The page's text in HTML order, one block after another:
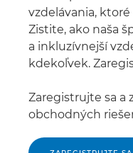
vzdelávania,
Zistite, ako naša
a inkluzívnejší
kdekoľvek.
Zaregistrujte sa a
obchodných